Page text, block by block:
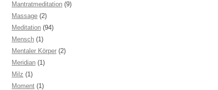
Mantratmeditation (9)
Massage (2)
Meditation (94)
Mensch (1)
Mentaler Körper (2)
Meridian (1)
Milz (1)
Moment (1)